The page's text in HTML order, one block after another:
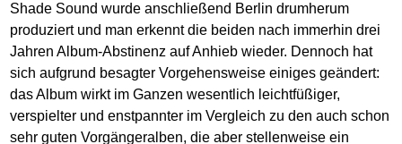
Shade Sound wurde anschließend Berlin drumherum
produziert und man erkennt die beiden nach immerhin drei
Jahren Album-Abstinenz auf Anhieb wieder. Dennoch hat
sich aufgrund besagter Vorgehensweise einiges geändert:
das Album wirkt im Ganzen wesentlich leichtfüßiger,
verspielter und enstpannter im Vergleich zu den auch schon
sehr guten Vorgängeralben, die aber stellenweise ein